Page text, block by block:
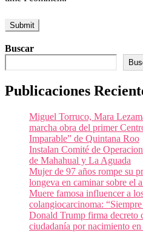
Buscar
Publicaciones
Miguel Torruco, Mara
marcha obra del primer
Imparable” de Quintana Roo
Instalan Comité de
de Mahahual y La Aguada
Mujer de 97 años rompe su
longeva en caminar sobre el
Muere famosa influencer a
colangiocarcinoma: “Siempre
Donald Trump firma decreto
ciudadanía por nacimiento